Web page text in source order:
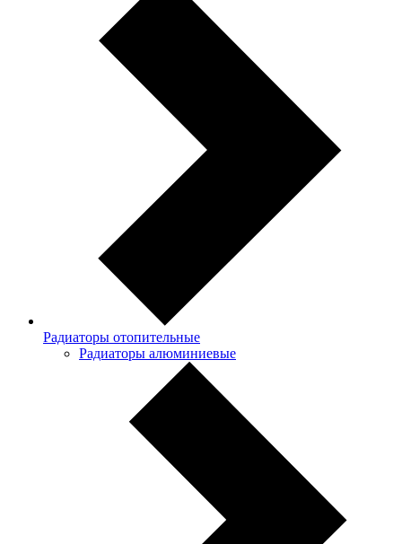
Радиаторы отопительные
Радиаторы алюминиевые